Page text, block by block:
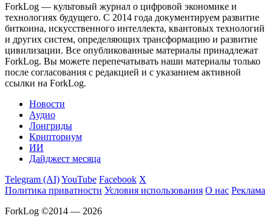
ForkLog — культовый журнал о цифровой экономике и
технологиях будущего. С 2014 года документируем развитие
биткоина, искусственного интеллекта, квантовых технологий
и других систем, определяющих трансформацию и развитие
цивилизации. Все опубликованные материалы принадлежат
ForkLog. Вы можете перепечатывать наши материалы только
после согласования с редакцией и с указанием активной
ссылки на ForkLog.
Новости
Аудио
Лонгриды
Крипториум
ИИ
Дайджест месяца
Telegram (AI)YouTube Facebook X
Политика приватности Условия использования О нас Реклама
ForkLog ©2014 — 2026